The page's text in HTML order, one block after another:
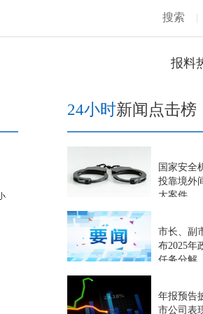
搜索 |
报料
24小时新闻点击榜
国家安全
投靠境外
大案件
市长、副
布2025年
任务分解
年报预告
市公司表